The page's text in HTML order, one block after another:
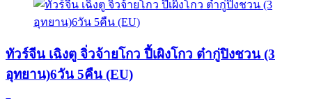
ทัวร์จีน เฉิงตู จิ่วจ้ายโกว ปี้เผิงโกว ต๋ากู่ปิงชวน (3
อุทยาน)6วัน 5คืน (EU)